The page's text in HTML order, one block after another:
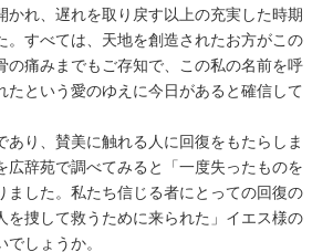
かれ、遅れを取り戻す以上の充実した時期
。すべては、天地を創造されたお方がこの
の痛みまでもご存知で、この私の名前を呼
たという愛のゆえに今日があると確信して
あり、賛美に触れる人に回復をもたらしま
広辞苑で調べてみると「一度失ったものを
ました。私たち信じる者にとっての回復の
を捜して救うために来られた」イエス様の
しょうか。